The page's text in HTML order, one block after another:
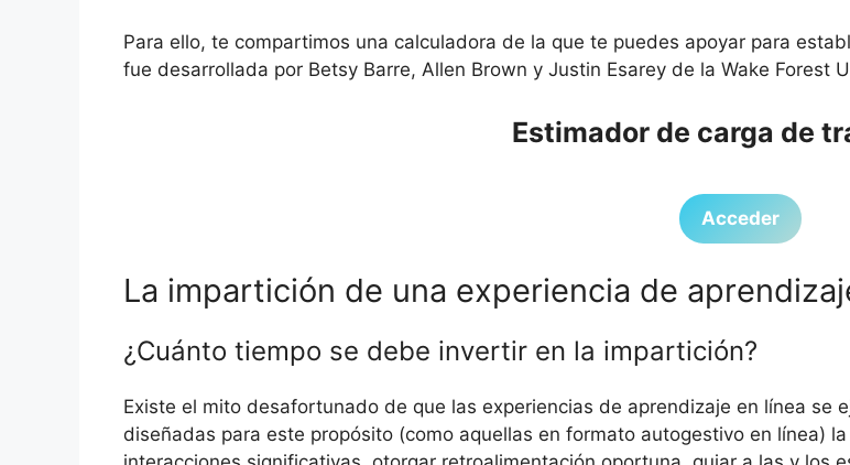
Para ello, te compartimos una calculadora de la que te puedes apoyar para
fue desarrollada por Betsy Barre, Allen Brown y Justin Esarey de la Wake Forest
Estimador de carga de
Acceder
La impartición de una experiencia de
¿Cuánto tiempo se debe invertir en la impartición?
Existe el mito desafortunado de que las experiencias de aprendizaje en línea se
diseñadas para este propósito (como aquellas en formato autogestivo en línea)